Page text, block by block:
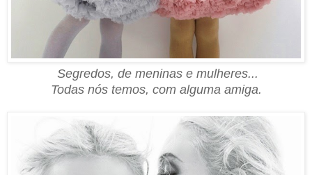
Segredos, de meninas e mulheres...
Todas nós temos, com alguma amiga.